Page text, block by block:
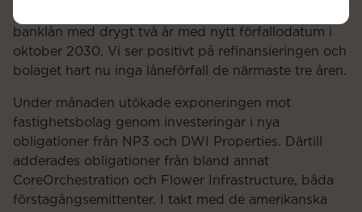
banklån med drygt två år med nytt förfallodatum i
oktober 2030. Vi ser positivt på refinansieringen och
bolaget hart nu inga låneförfall de närmaste tre åren.
Under månaden utökade exponeringen mot
fastighetsbolag genom investeringar i nya
obligationer från NP3 och DWI Properties. Därtill
adderades obligationer från bland annat
CoreOrchestration och Flower Infrastructure, båda
förstagångsemittenter. I takt med de amerikanska